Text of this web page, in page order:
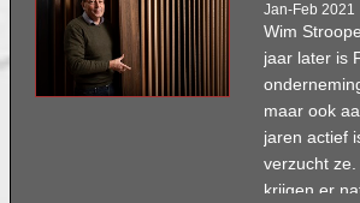
Jan-Feb 2021
Wim
jaar later is
maar ook
jaren actief
verzucht
krijgen er